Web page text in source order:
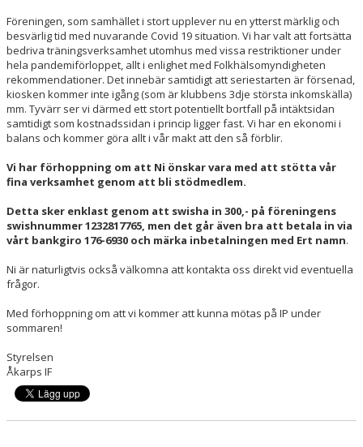
Föreningen, som samhället i stort upplever nu en ytterst märklig och
besvärlig tid med nuvarande Covid 19 situation. Vi har valt att fortsätta
bedriva träningsverksamhet utomhus med vissa restriktioner under
hela pandemiförloppet, allt i enlighet med Folkhälsomyndigheten
rekommendationer. Det innebär samtidigt att seriestarten är försenad,
kiosken kommer inte igång (som är klubbens 3dje största inkomskälla)
mm. Tyvärr ser vi därmed ett stort potentiellt bortfall på intäktsidan
samtidigt som kostnadssidan i princip ligger fast. Vi har en ekonomi i
balans och kommer göra allt i vår makt att den så förblir.
Vi har förhoppning om att Ni önskar vara med att stötta vår
fina verksamhet genom att bli stödmedlem.
Detta sker enklast genom att swisha in 300,- på föreningens
swishnummer 1232817765, men det går även bra att betala in via
vårt bankgiro 176-6930 och märka inbetalningen med Ert namn.
Ni är naturligtvis också välkomna att kontakta oss direkt vid eventuella
frågor.
Med förhoppning om att vi kommer att kunna mötas på IP under
sommaren!
Styrelsen
Åkarps IF